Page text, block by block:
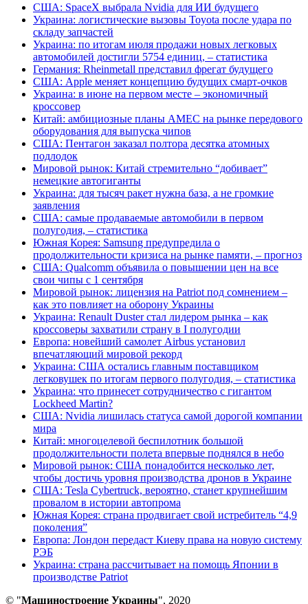
США: SpaceX выбрала Nvidia для ИИ будущего
Украина: логистические вызовы Toyota после удара по
складу запчастей
Украина: по итогам июля продажи новых легковых
автомобилей достигли 5754 единиц, – статистика
Германия: Rheinmetall представил фрегат будущего
США: Apple меняет концепцию будущих смарт-очков
Украина: в июне на первом месте – экономичный
кроссовер
Китай: амбициозные планы AMEC на рынке передового
оборудования для выпуска чипов
США: Пентагон заказал полтора десятка атомных
подлодок
Мировой рынок: Китай стремительно “добивает”
немецкие автогиганты
Украина: для тысяч ракет нужна база, а не громкие
заявления
США: самые продаваемые автомобили в первом
полугодия, – статистика
Южная Корея: Samsung предупредила о
продолжительности кризиса на рынке памяти, – прогноз
США: Qualcomm объявила о повышении цен на все
свои чипы с 1 сентября
Мировой рынок: лицензия на Patriot под сомнением –
как это повлияет на оборону Украины
Украина: Renault Duster стал лидером рынка – как
кроссоверы захватили страну в I полугодии
Европа: новейший самолет Airbus установил
впечатляющий мировой рекорд
Украина: США остались главным поставщиком
легковушек по итогам первого полугодия, – статистика
Украина: что принесет сотрудничество с гигантом
Lockheed Martin?
США: Nvidia лишилась статуса самой дорогой компании
мира
Китай: многоцелевой беспилотник большой
продолжительности полета впервые поднялся в небо
Мировой рынок: США понадобится несколько лет,
чтобы достичь уровня производства дронов в Украине
США: Tesla Cybertruck, вероятно, станет крупнейшим
провалом в истории автопрома
Южная Корея: страна продвигает свой истребитель “4,9
поколения”
Европа: Лондон передаст Киеву права на новую систему
РЭБ
Украина: страна рассчитывает на помощь Японии в
производстве Patriot
© "Машиностроение Украины", 2020